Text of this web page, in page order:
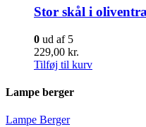
Stor skål i
0 ud af 5
229,00 kr.
Tilføj til kurv
Lampe berger
Lampe Berger